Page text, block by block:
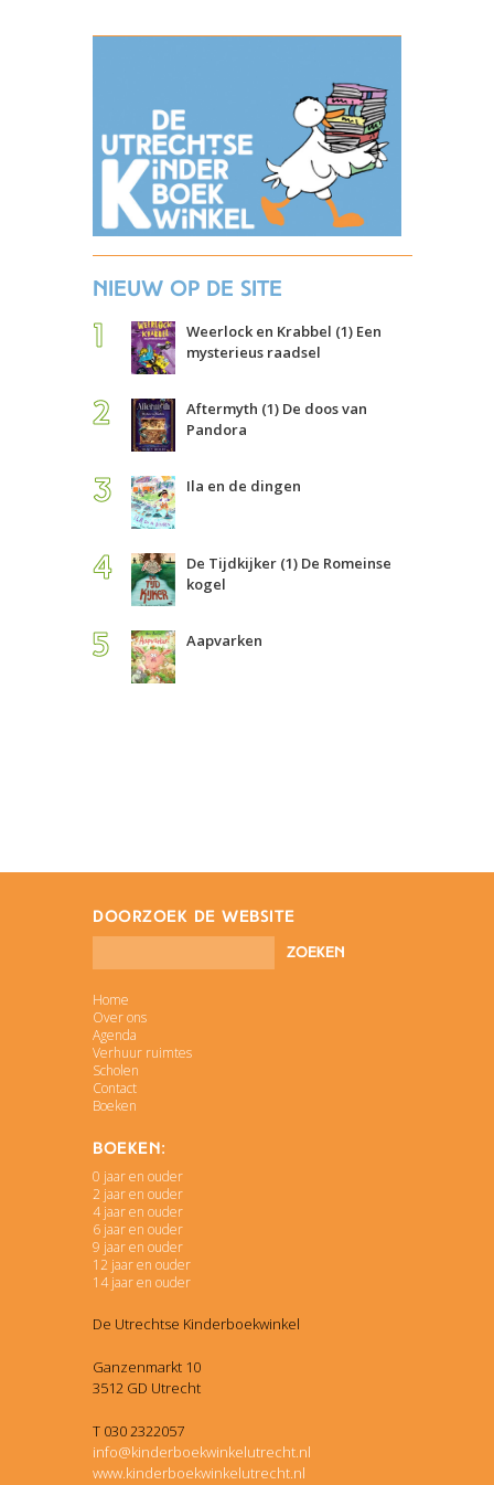
Nieuw op de site
Weerlock en Krabbel (1) Een
mysterieus raadsel
Aftermyth (1) De doos van
Pandora
Ila en de dingen
De Tijdkijker (1) De Romeinse
kogel
Aapvarken
doorzoek de website
Home
Over ons
Agenda
Verhuur ruimtes
Scholen
Contact
Boeken
Boeken:
0 jaar en ouder
2 jaar en ouder
4 jaar en ouder
6 jaar en ouder
9 jaar en ouder
12 jaar en ouder
14 jaar en ouder
De Utrechtse Kinderboekwinkel
Ganzenmarkt 10
3512 GD Utrecht
T 030 2322057
info@kinderboekwinkelutrecht.nl
www.kinderboekwinkelutrecht.nl